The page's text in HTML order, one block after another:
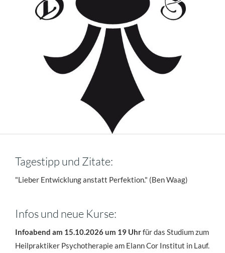
Tagestipp und Zitate:
"Lieber Entwicklung anstatt Perfektion." (Ben Waag)
Infos und neue Kurse:
Infoabend am 15.10.2026 um 19 Uhrfür das Studium zum
Heilpraktiker Psychotherapie am Elann Cor Institut in Lauf.